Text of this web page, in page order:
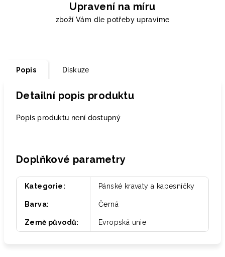
Upravení na míru
zboží Vám dle potřeby upravíme
Popis Diskuze
Detailní popis produktu
Popis produktu není dostupný
Doplňkové parametry
Kategorie: Pánské kravaty a kapesníčky
Barva: Černá
Země původů: Evropská unie